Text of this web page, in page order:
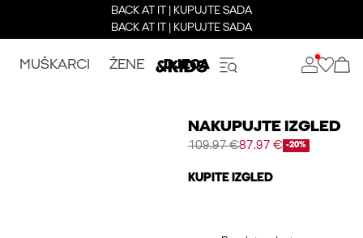
BACK AT IT | KUPUJTE SADA
BACK AT IT | KUPUJTE SADA
MUŠKARCI ŽENE DJECA
NAKUPUJTE IZGLED
109.97 €87.97 € -20%
KUPITE IZGLED